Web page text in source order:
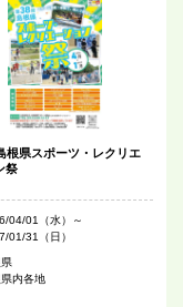
根県スポーツ・レクリエ
祭
04/01（水）～
01/31（日）
内各地